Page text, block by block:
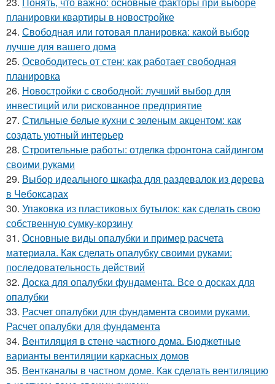
планировки квартиры в новостройке
24. Свободная или готовая планировка: какой выбор
лучше для вашего дома
25. Освободитесь от стен: как работает свободная
планировка
26. Новостройки с свободной: лучший выбор для
инвестиций или рискованное предприятие
27. Стильные белые кухни с зеленым акцентом: как
создать уютный интерьер
28. Строительные работы: отделка фронтона сайдингом
своими руками
29. Выбор идеального шкафа для раздевалок из дерева
в Чебоксарах
30. Упаковка из пластиковых бутылок: как сделать свою
собственную сумку-корзину
31. Основные виды опалубки и пример расчета
материала. Как сделать опалубку своими руками:
последовательность действий
32. Доска для опалубки фундамента. Все о досках для
опалубки
33. Расчет опалубки для фундамента своими руками.
Расчет опалубки для фундамента
34. Вентиляция в стене частного дома. Бюджетные
варианты вентиляции каркасных домов
35. Вентканалы в частном доме. Как сделать вентиляцию